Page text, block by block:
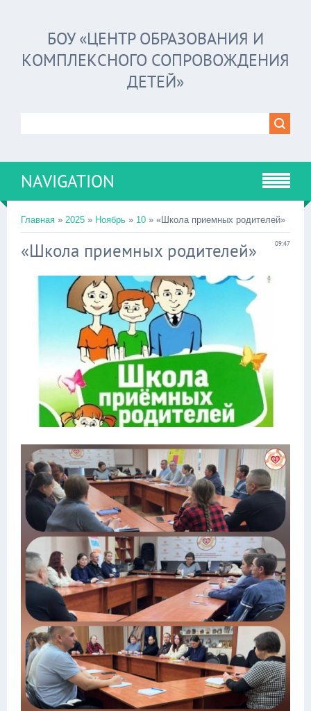
БОУ «ЦЕНТР ОБРАЗОВАНИЯ И
КОМПЛЕКСНОГО СОПРОВОЖДЕНИЯ
ДЕТЕЙ»
NAVIGATION
Главная » 2025 » Ноябрь » 10 » «Школа приемных родителей»
09:47
«Школа приемных родителей»